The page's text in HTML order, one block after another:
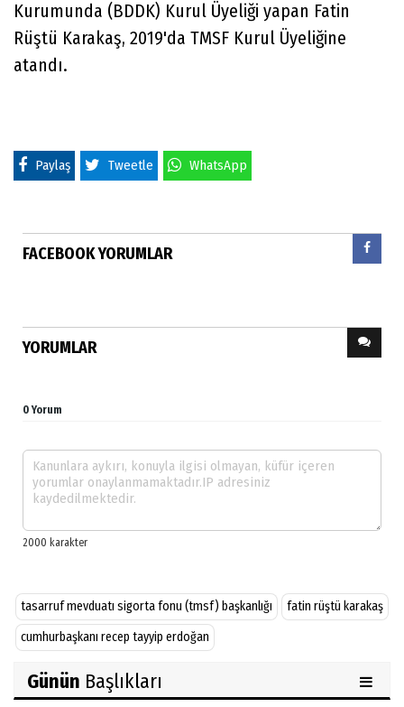
Kurumunda (BDDK) Kurul Üyeliği yapan Fatin
Rüştü Karakaş, 2019'da TMSF Kurul Üyeliğine
atandı.
Paylaş Tweetle WhatsApp
FACEBOOK YORUMLAR
YORUMLAR
0 Yorum
tasarruf mevduatı sigorta fonu (tmsf) başkanlığı
fatin rüştü karakaş
cumhurbaşkanı recep tayyip erdoğan
Günün Başlıkları